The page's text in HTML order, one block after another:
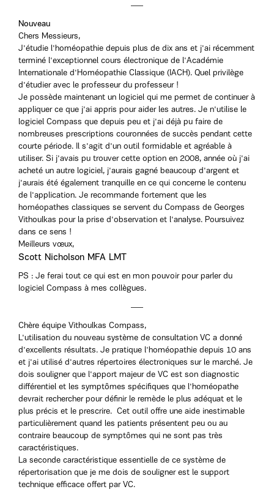
Nouveau
Chers Messieurs,
J'étudie l'homéopathie depuis plus de dix ans et j'ai récemment
terminé l'exceptionnel cours électronique de l'Académie
Internationale d'Homéopathie Classique (IACH). Quel privilège
d'étudier avec le professeur du professeur !
Je possède maintenant un logiciel qui me permet de continuer à
appliquer ce que j'ai appris pour aider les autres. Je n'utilise le
logiciel Compass que depuis peu et j'ai déjà pu faire de
nombreuses prescriptions couronnées de succès pendant cette
courte période. Il s'agit d'un outil formidable et agréable à
utiliser. Si j'avais pu trouver cette option en 2008, année où j'ai
acheté un autre logiciel, j'aurais gagné beaucoup d'argent et
j'aurais été également tranquille en ce qui concerne le contenu
de l'application. Je recommande fortement que les
homéopathes classiques se servent du Compass de Georges
Vithoulkas pour la prise d'observation et l'analyse. Poursuivez
dans ce sens !
Meilleurs vœux,
Scott Nicholson MFA LMT
PS : Je ferai tout ce qui est en mon pouvoir pour parler du
logiciel Compass à mes collègues.
Chère équipe Vithoulkas Compass,
L'utilisation du nouveau système de consultation VC a donné
d'excellents résultats. Je pratique l'homéopathie depuis 10 ans
et j'ai utilisé d'autres répertoires électroniques sur le marché. Je
dois souligner que l'apport majeur de VC est son diagnostic
différentiel et les symptômes spécifiques que l'homéopathe
devrait rechercher pour définir le remède le plus adéquat et le
plus précis et le prescrire. Cet outil offre une aide inestimable
particulièrement quand les patients présentent peu ou au
contraire beaucoup de symptômes qui ne sont pas très
caractéristiques.
La seconde caractéristique essentielle de ce système de
répertorisation que je me dois de souligner est le support
technique efficace offert par VC.